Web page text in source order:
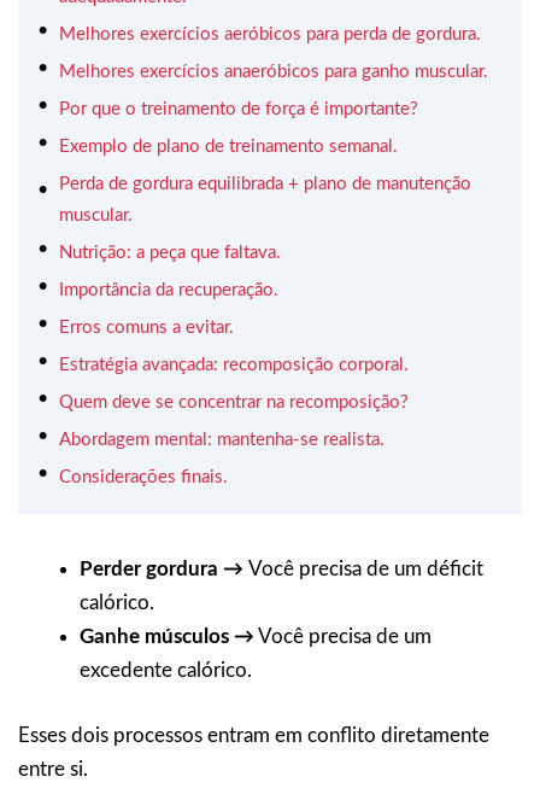
Melhores exercícios aeróbicos para perda de gordura.
Melhores exercícios anaeróbicos para ganho muscular.
Por que o treinamento de força é importante?
Exemplo de plano de treinamento semanal.
Perda de gordura equilibrada + plano de manutenção
muscular.
Nutrição: a peça que faltava.
Importância da recuperação.
Erros comuns a evitar.
Estratégia avançada: recomposição corporal.
Quem deve se concentrar na recomposição?
Abordagem mental: mantenha-se realista.
Considerações finais.
Perder gordura → Você precisa de um déficit
calórico.
Ganhe músculos → Você precisa de um
excedente calórico.
Esses dois processos entram em conflito diretamente
entre si.